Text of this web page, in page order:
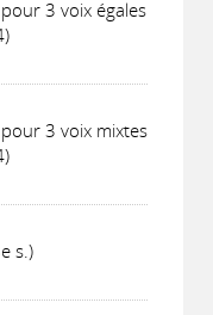
3 voix égales
3 voix mixtes
s.)